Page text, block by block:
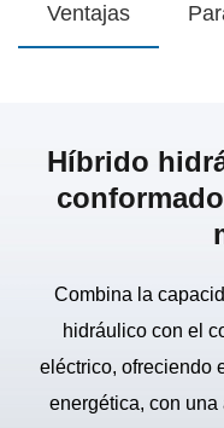
Ventajas
Híbrido
Combina la
hidráulico con el
eléctrico, ofreciendo
energética, con